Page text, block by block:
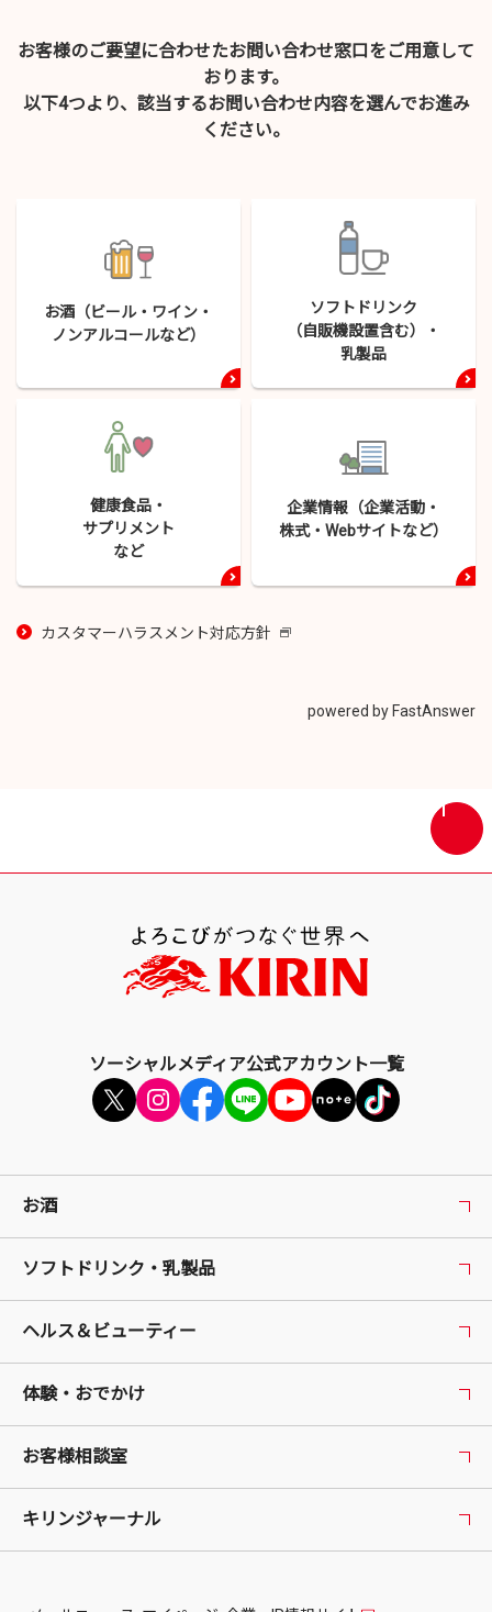
お客様のご要望に合わせたお問い合わせ窓口をご用意して
おります。
以下4つより、該当するお問い合わせ内容を選んでお進み
ください。
お酒（ビール・ ワイン・
ノンアルコールなど）
ソフトドリンク
（自販機設置含む）・
乳製品
健康食品・
サプリメント
など
企業情報（企業活動・
株式・ Webサイトなど）
カスタマーハラスメント対応方針 新
き
powered by FastAnswer
画
面
ソーシャルメディア公式アカウント一覧
お酒
ソフトドリンク・乳製品
ヘルス＆ビューティー
体験・おでかけ
お客様相談室
キリンジャーナル